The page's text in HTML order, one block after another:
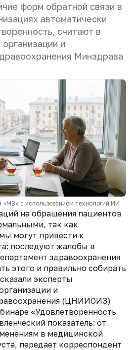
форм обратной связи в
автоматически
считают в
и
Минздрава
«МВ» с использованием технологий ИИ
на обращения пациентов
так как
могут привести к
последуют жалобы в
здравоохранения
этого и правильно собирать
эксперты
и
(ЦНИИОИЗ)
«Удовлетворенность
показатель: от
в медицинской
передает корреспондент